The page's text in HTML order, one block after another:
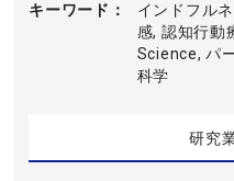
キーワード
インドフル
感, 認知行
Science, パ
科学
研究